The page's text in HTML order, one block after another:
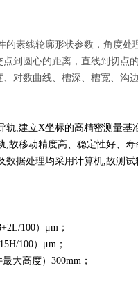
的素线轮廓形状参数，角度
到圆心的距离，直线到切点
对数曲线、槽深、槽宽、沟
轨,建立X坐标的高精密测量
故移动精度高、稳定性好、
据处理均采用计算机,故测
100）μm；
100）μm；
大高度）300mm；